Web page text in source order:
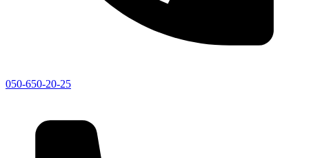
050-650-20-25